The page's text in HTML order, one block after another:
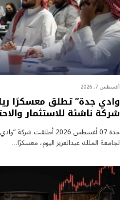
أغسطس 7, 2026
شركة ناشئة للاستثمار
جدة 07 أغسطس 2026 أطلقت
لجامعة الملك عبدالعزيز اليوم، معسكرًا…